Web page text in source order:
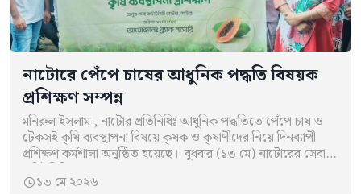
নাটোরে পেঁপে চাষের আধুনিক পদ্ধতি বিষয়ক
প্রশিক্ষণ সম্পন্ন
মনিরুল ইসলাম , নাটোর প্রতিনিধিঃ আধুনিক পদ্ধতিতে পেঁপে চাষ ও
টেকসই কৃষি ব্যবস্থাপনা বিষয়ে কৃষক ও কৃষাণীদের নিয়ে দিনব্যাপী
প্রশিক্ষণ কর্মশালা অনুষ্ঠিত হয়েছে। বুধবার (১৩ মে) নাটোরের সেবা
১৩ মে ২০২৬